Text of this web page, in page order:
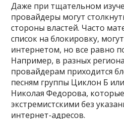
Даже при тщательном
провайдеры могут
стороны властей. Часто
список на блокировку,
интернетом, но все равно
Например, в разных
провайдерам приходится
песням группы Циклон Б
Николая Федорова,
экстремистскими без
интернет-адресов.